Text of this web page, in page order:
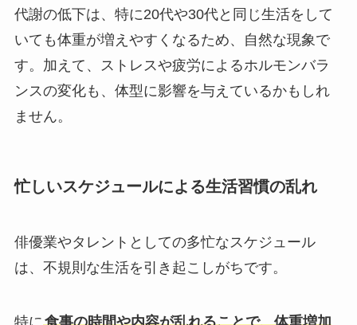
代謝の低下は、特に20代や30代と同じ生活をして
いても体重が増えやすくなるため、自然な現象で
す。加えて、ストレスや疲労によるホルモンバラ
ンスの変化も、体型に影響を与えているかもしれ
ません。
忙しいスケジュールによる生活習慣の乱れ
俳優業やタレントとしての多忙なスケジュール
は、不規則な生活を引き起こしがちです。
特に食事の時間や内容が乱れることで、体重増加